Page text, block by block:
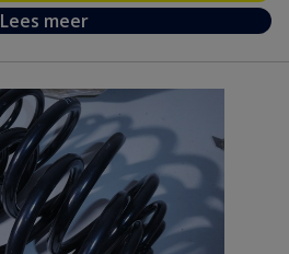
Lees meer